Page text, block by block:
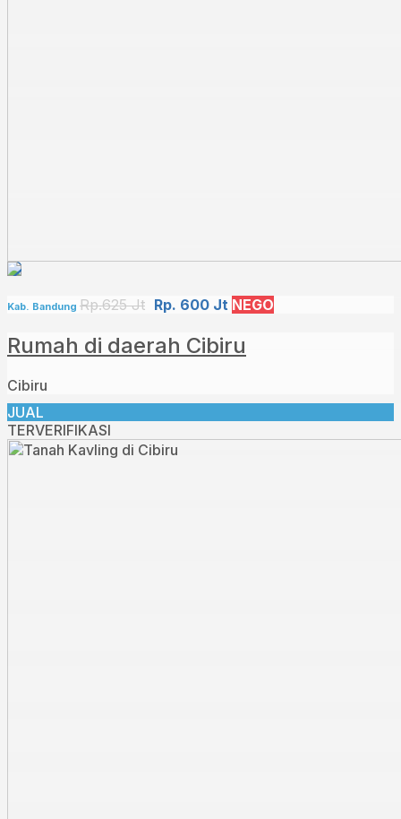
Kab. Bandung Rp.625 Jt Rp. 600 Jt NEGO
Rumah di daerah Cibiru
Cibiru
JUAL
TERVERIFIKASI